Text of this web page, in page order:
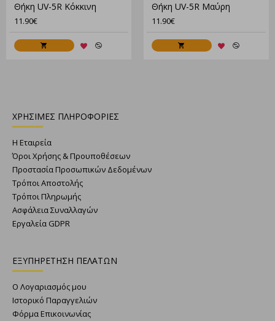
Θήκη UV-5R Κόκκινη
11.90€
Θήκη UV-5R Μαύρη
11.90€
ΧΡΗΣΙΜΕΣ ΠΛΗΡΟΦΟΡΙΕΣ
Η Εταιρεία
Όροι Χρήσης & Προυποθέσεων
Προστασία Προσωπικών Δεδομένων
Τρόποι Αποστολής
Τρόποι Πληρωμής
Ασφάλεια Συναλλαγών
Εργαλεία GDPR
ΕΞΥΠΗΡΕΤΗΣΗ ΠΕΛΑΤΩΝ
Ο Λογαριασμός μου
Ιστορικό Παραγγελιών
Φόρμα Επικοινωνίας